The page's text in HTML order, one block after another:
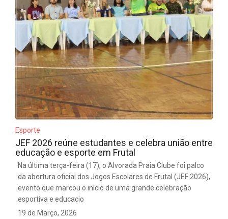
Esporte
JEF 2026 reúne estudantes e celebra união entre
educação e esporte em Frutal
Na última terça-feira (17), o Alvorada Praia Clube foi palco
da abertura oficial dos Jogos Escolares de Frutal (JEF 2026),
evento que marcou o início de uma grande celebração
esportiva e educacio
19 de Março, 2026